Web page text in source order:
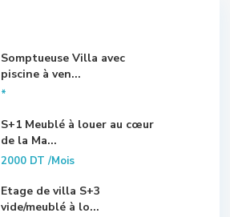
Somptueuse Villa avec
piscine à ven...
*
S+1 Meublé à louer au cœur
de la Ma...
2000 DT/Mois
Etage de villa S+3
vide/meublé à lo...